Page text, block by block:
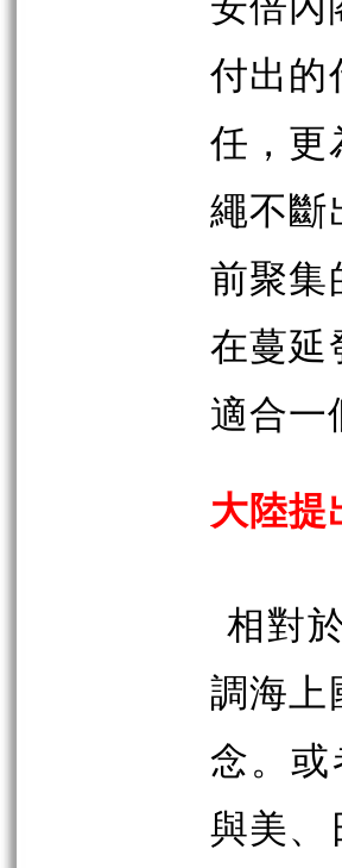
付出的
任，更
繩不斷
前聚集
在蔓延
適合一
大陸提
相對
調海上
念。
與美、